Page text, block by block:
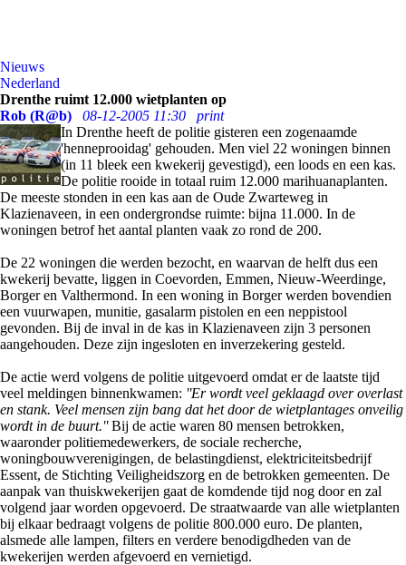
Nieuws
Nederland
Drenthe ruimt 12.000 wietplanten op
Rob (R@b)
08-12-2005 11:30
print
In Drenthe heeft de politie gisteren een zogenaamde
'henneprooidag' gehouden. Men viel 22 woningen binnen
(in 11 bleek een kwekerij gevestigd), een loods en een kas.
De politie rooide in totaal ruim 12.000 marihuanaplanten.
De meeste stonden in een kas aan de Oude Zwarteweg in
Klazienaveen, in een ondergrondse ruimte: bijna 11.000. In de
woningen betrof het aantal planten vaak zo rond de 200.
De 22 woningen die werden bezocht, en waarvan de helft dus een
kwekerij bevatte, liggen in Coevorden, Emmen, Nieuw-Weerdinge,
Borger en Valthermond. In een woning in Borger werden bovendien
een vuurwapen, munitie, gasalarm pistolen en een neppistool
gevonden. Bij de inval in de kas in Klazienaveen zijn 3 personen
aangehouden. Deze zijn ingesloten en inverzekering gesteld.
De actie werd volgens de politie uitgevoerd omdat er de laatste tijd
veel meldingen binnenkwamen: ''Er wordt veel geklaagd over overlast
en stank. Veel mensen zijn bang dat het door de wietplantages onveilig
wordt in de buurt.''Bij de actie waren 80 mensen betrokken,
waaronder politiemedewerkers, de sociale recherche,
woningbouwverenigingen, de belastingdienst, elektriciteitsbedrijf
Essent, de Stichting Veiligheidszorg en de betrokken gemeenten. De
aanpak van thuiskwekerijen gaat de komdende tijd nog door en zal
volgend jaar worden opgevoerd. De straatwaarde van alle wietplanten
bij elkaar bedraagt volgens de politie 800.000 euro. De planten,
alsmede alle lampen, filters en verdere benodigdheden van de
kwekerijen werden afgevoerd en vernietigd.